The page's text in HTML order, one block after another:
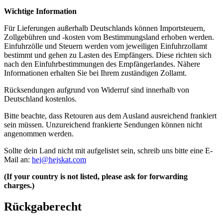
Wichtige Information
Für Lieferungen außerhalb Deutschlands können Importsteuern,
Zollgebühren und -kosten vom Bestimmungsland erhoben werden.
Einfuhrzölle und Steuern werden vom jeweiligen Einfuhrzollamt
bestimmt und gehen zu Lasten des Empfängers. Diese richten sich
nach den Einfuhrbestimmungen des Empfängerlandes. Nähere
Informationen erhalten Sie bei Ihrem zuständigen Zollamt.
Rücksendungen aufgrund von Widerruf sind innerhalb von
Deutschland kostenlos.
Bitte beachte, dass Retouren aus dem Ausland ausreichend frankiert
sein müssen. Unzureichend frankierte Sendungen können nicht
angenommen werden.
Sollte dein Land nicht mit aufgelistet sein, schreib uns bitte eine E-
Mail an: hej@hejskat.com
(If your country is not listed, please ask for forwarding
charges.)
Rückgaberecht